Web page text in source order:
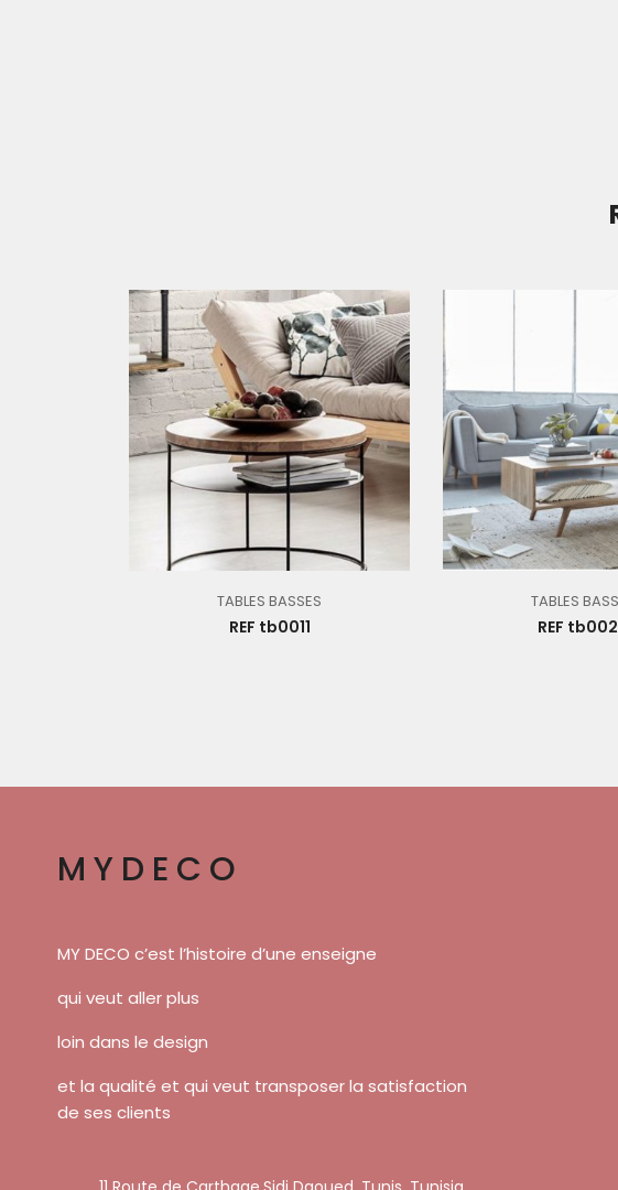
TABLES BASSES
REF tb0011
TABLES
REF
MYDECO
MY DECO c’est l’histoire d’une enseigne
qui veut aller plus
loin dans le design
et la qualité et qui veut transposer la satisfaction
de ses clients